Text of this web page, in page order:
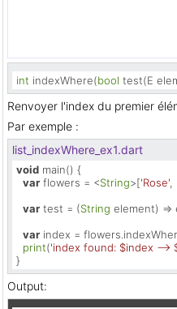
int indexWhere(bool test(E
Renvoyer l'index du premier
Par exemple :
list_indexWhere_ex1.dart
void main() {
var flowers = <String>['Rose',
var test = (String element) =>
var index =
print('index found: $index -->
}
Output: